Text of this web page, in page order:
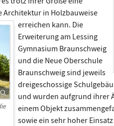
Architektur in Holzbauweise
erreichen kann. Die
Erweiterung am Lessing
Gymnasium Braunschweig
und die Neue Oberschule
Braunschweig sind jeweils
dreigeschossige
und wurden aufgrund ihrer
einem Objekt
sowie ein sehr hoher